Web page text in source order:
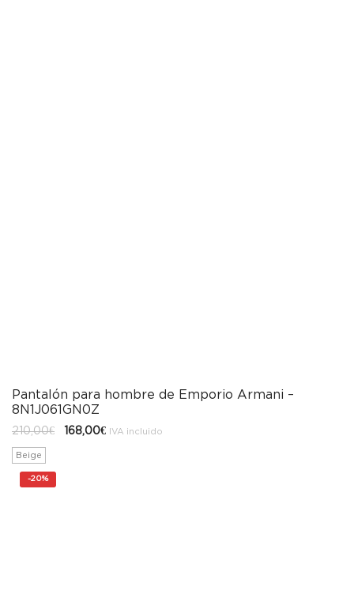
Pantalón para hombre de Emporio Armani –
8N1J061GN0Z
210,00€
El168,00€ElIVA incluido
Beige
-20%